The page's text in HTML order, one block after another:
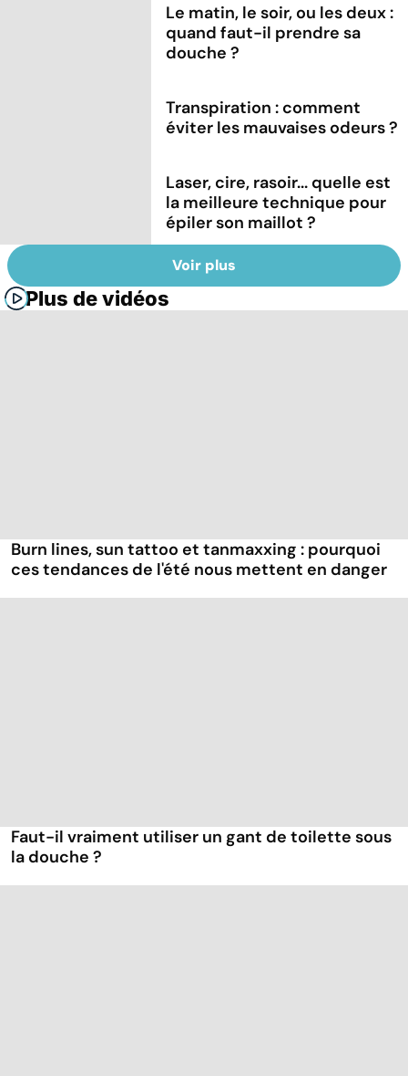
Le matin, le soir, ou les deux :
quand faut-il prendre sa
douche ?
Transpiration : comment
éviter les mauvaises odeurs ?
Laser, cire, rasoir... quelle est
la meilleure technique pour
épiler son maillot ?
Voir plus
Plus de vidéos
Burn lines, sun tattoo et tanmaxxing : pourquoi
ces tendances de l'été nous mettent en danger
Faut-il vraiment utiliser un gant de toilette sous
la douche ?